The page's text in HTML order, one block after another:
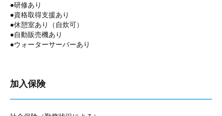
●研修あり
●資格取得支援あり
●休憩室あり（自炊可）
●自動販売機あり
●ウォーターサーバーあり
加入保険